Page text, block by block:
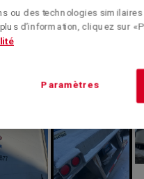
ou des technologies
d’information, cliquez sur «
Paramètres